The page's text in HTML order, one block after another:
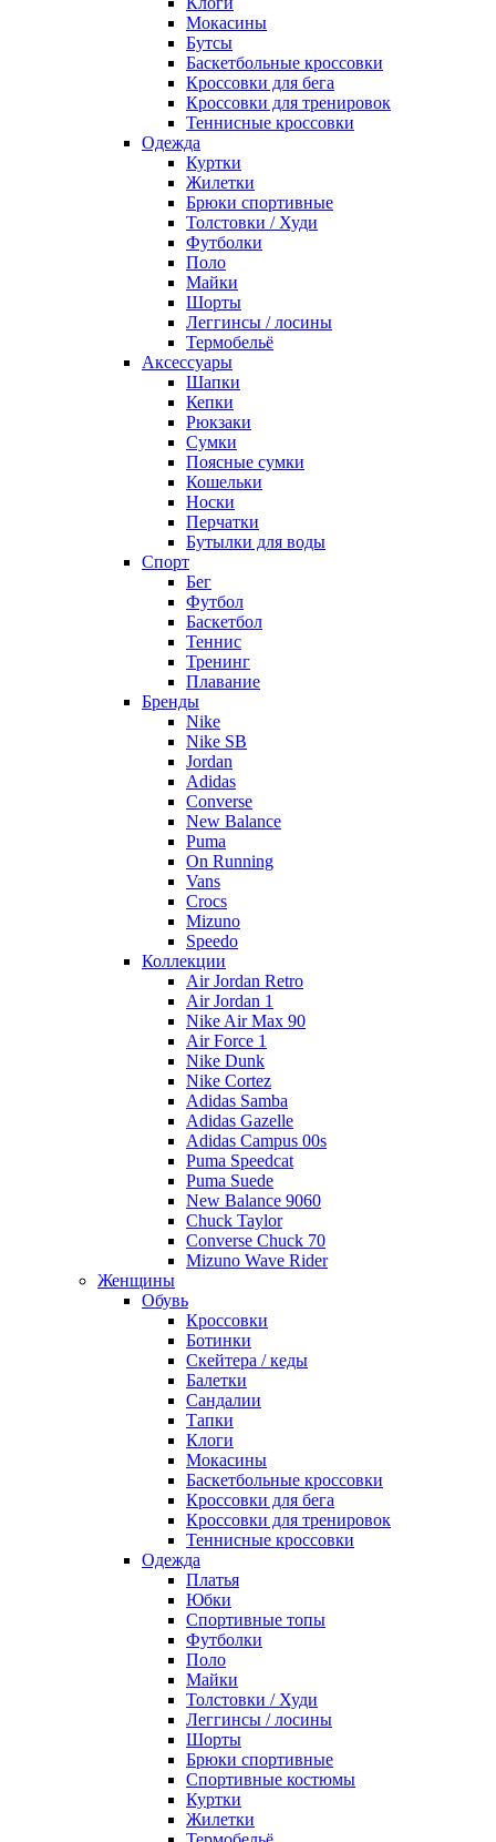
Мокасины
Бутсы
Баскетбольные кроссовки
Кроссовки для бега
Кроссовки для тренировок
Теннисные кроссовки
Одежда
Куртки
Жилетки
Брюки спортивные
Толстовки / Худи
Футболки
Поло
Майки
Шорты
Леггинсы / лосины
Термобельё
Аксессуары
Шапки
Кепки
Рюкзаки
Сумки
Поясные сумки
Кошельки
Носки
Перчатки
Бутылки для воды
Спорт
Бег
Футбол
Баскетбол
Теннис
Тренинг
Плавание
Бренды
Nike
Nike SB
Jordan
Adidas
Converse
New Balance
Puma
On Running
Vans
Crocs
Mizuno
Speedo
Коллекции
Air Jordan Retro
Air Jordan 1
Nike Air Max 90
Air Force 1
Nike Dunk
Nike Cortez
Adidas Samba
Adidas Gazelle
Adidas Campus 00s
Puma Speedcat
Puma Suede
New Balance 9060
Chuck Taylor
Converse Chuck 70
Mizuno Wave Rider
Женщины
Обувь
Кроссовки
Ботинки
Скейтера / кеды
Балетки
Сандалии
Тапки
Клоги
Мокасины
Баскетбольные кроссовки
Кроссовки для бега
Кроссовки для тренировок
Теннисные кроссовки
Одежда
Платья
Юбки
Спортивные топы
Футболки
Поло
Майки
Толстовки / Худи
Леггинсы / лосины
Шорты
Брюки спортивные
Спортивные костюмы
Куртки
Жилетки